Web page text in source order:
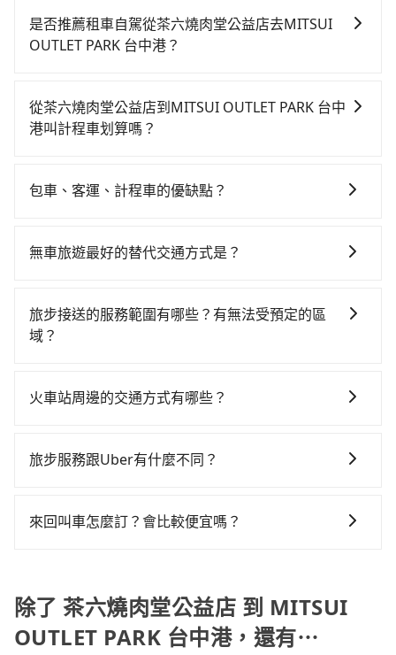
是否推薦租車自駕從茶六燒肉堂公益店去MITSUI
OUTLET PARK 台中港？
時不需要閉目養神（因為要自己開車），最重要的是你
當天就要來回，那在台中路邊可隨租隨借的iRent應該是
燒肉堂公益店到MITSUI OUTLET PARK 台中港的花費預
停車費用預估進去，但額外的汽車保險與可能的罰單都
款，如果人數超過四位，更是沒有較大的七人座或九人
座可供選擇，而且無人租車最令人詬病的就是車況，打
外，偶爾也會遇到明明已經預約了時間但上一位用戶卻
險。最後，雖然路邊隨租隨還看似方便，但實際使用時
非常不便。
從茶六燒肉堂公益店到MITSUI OUTLET PARK 台中
港叫計程車划算嗎？
灣大車隊、Uber、Line Taxi、Yoxi等，如果在路邊攔不
程跳錶計算，價格約為600~700元間。台中市有些計程
店到MITSUI OUTLET PARK 台中港的跳表小黃可能較為
便宜，但仍有臨時攔不到車以及計程車司機不跳錶計費
適合你。
包車、客運、計程車的優缺點？
上、下車，不需與旅客共乘。但通常需要提前預約。 客
行車路線可能不太頻繁。 計程車：可以隨叫隨到，並且
不必擔心停車位的問題。但是，計程車的費用相對較
無車旅遊最好的替代交通方式是？
看您旅遊的目的地而定。您可以善用大眾運輸，例如：
公車、捷運、客運等，或者考慮租車。如果您想要更便
旅步接送的服務範圍有哪些？有無法受預定的區
域？
們都能提供服務。
火車站周邊的交通方式有哪些？
方式： 公車或客運：乘坐公車或客運到達或離開火車
達或離開火車站，快捷便利。 包車：預定包車到達或離
旅步服務跟Uber有什麼不同？
中長程提供最優惠的價格。 (3) 全台服務，不分城市與郊
來回叫車怎麼訂？會比較便宜嗎？
定。至於價格已經市場最優惠，並無特別針對來回車趟
做額外折扣，但如果手上有優惠代碼，歡迎直接使用，
不限單程或來回。
除了 茶六燒肉堂公益店 到 MITSUI
OUTLET PARK 台中港，還有⋯